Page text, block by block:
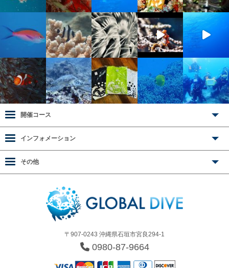
〒907-0243 沖縄県石垣市宮良294-1
0980-87-9664
開催コース
インフォメーション
その他